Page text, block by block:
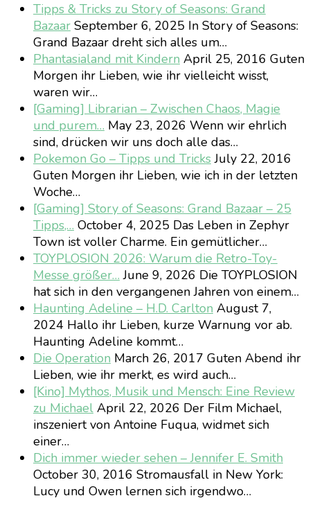
Tipps & Tricks zu Story of Seasons: Grand
Bazaar September 6, 2025 In Story of Seasons:
Grand Bazaar dreht sich alles um…
Phantasialand mit Kindern April 25, 2016 Guten
Morgen ihr Lieben, wie ihr vielleicht wisst,
waren wir…
[Gaming] Librarian – Zwischen Chaos, Magie
und purem… May 23, 2026 Wenn wir ehrlich
sind, drücken wir uns doch alle das…
Pokemon Go – Tipps und TricksJuly 22, 2016
Guten Morgen ihr Lieben, wie ich in der letzten
Woche…
[Gaming] Story of Seasons: Grand Bazaar – 25
Tipps,… October 4, 2025 Das Leben in Zephyr
Town ist voller Charme. Ein gemütlicher…
TOYPLOSION 2026: Warum die Retro-Toy-
Messe größer… June 9, 2026 Die TOYPLOSION
hat sich in den vergangenen Jahren von einem…
Haunting Adeline – H.D. Carlton August 7,
2024 Hallo ihr Lieben, kurze Warnung vor ab.
Haunting Adeline kommt…
Die Operation March 26, 2017 Guten Abend ihr
Lieben, wie ihr merkt, es wird auch…
[Kino] Mythos, Musik und Mensch: Eine Review
zu Michael April 22, 2026 Der Film Michael,
inszeniert von Antoine Fuqua, widmet sich
einer…
Dich immer wieder sehen – Jennifer E. Smith
October 30, 2016 Stromausfall in New York:
Lucy und Owen lernen sich irgendwo…